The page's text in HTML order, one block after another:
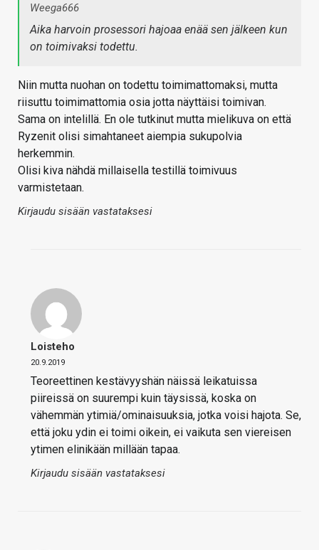
Weega666
Aika harvoin prosessori hajoaa enää sen jälkeen kun
on toimivaksi todettu.
Niin mutta nuohan on todettu toimimattomaksi, mutta
riisuttu toimimattomia osia jotta näyttäisi toimivan.
Sama on intelillä. En ole tutkinut mutta mielikuva on että
Ryzenit olisi simahtaneet aiempia sukupolvia
herkemmin.
Olisi kiva nähdä millaisella testillä toimivuus
varmistetaan.
Kirjaudu sisään vastataksesi
Loisteho
20.9.2019
Teoreettinen kestävyyshän näissä leikatuissa
piireissä on suurempi kuin täysissä, koska on
vähemmän ytimiä/ominaisuuksia, jotka voisi hajota. Se,
että joku ydin ei toimi oikein, ei vaikuta sen viereisen
ytimen elinikään millään tapaa.
Kirjaudu sisään vastataksesi